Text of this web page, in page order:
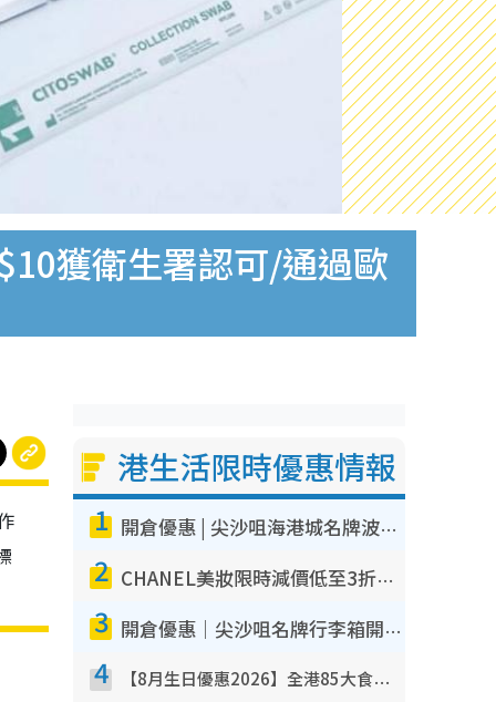
獲衛生署認可/通過歐
港生活限時優惠情報
1 開倉優惠 | 尖沙咀海港城名牌波鞋開倉低至1折！On鞋$899起／Joy&Peace鞋履$98起
2 CHANEL美妝限時減價低至3折！人氣粉底/唇膏/精華液低至$275！COCO香水都有平
3 開倉優惠｜尖沙咀名牌行李箱開倉低至4折！一連5日 American Tourister/ace./Hallmark $200起！
4 【8月生日優惠2026】全港85大食買玩著數攻略 自助餐/火鍋放題同行免費＋誠品/DONKI送現金券